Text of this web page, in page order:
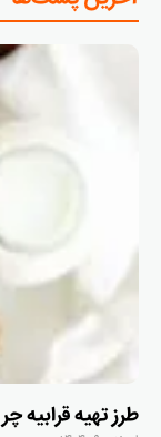
طرز تهیه